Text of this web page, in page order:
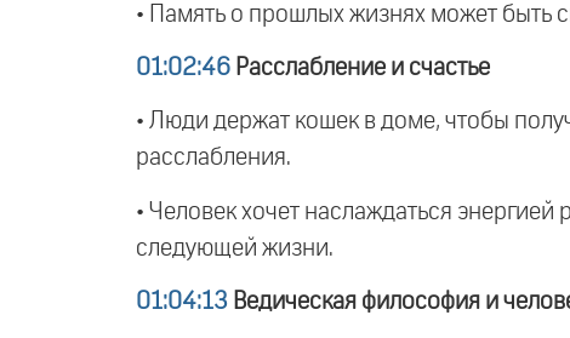
• Память о прошлых жизнях может быть
01:02:46 Расслабление и счастье
• Люди держат кошек в доме, чтобы
расслабления.
• Человек хочет наслаждаться
следующей жизни.
01:04:13 Ведическая философия и